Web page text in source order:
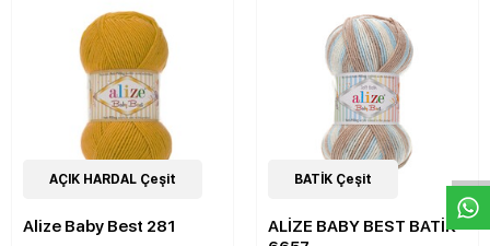
63Çeşit
AÇIK HARDAL Çeşit
Alize Baby Best 281
22Çeşit
BATİK Çeşit
ALİZE BABY BEST BATİK